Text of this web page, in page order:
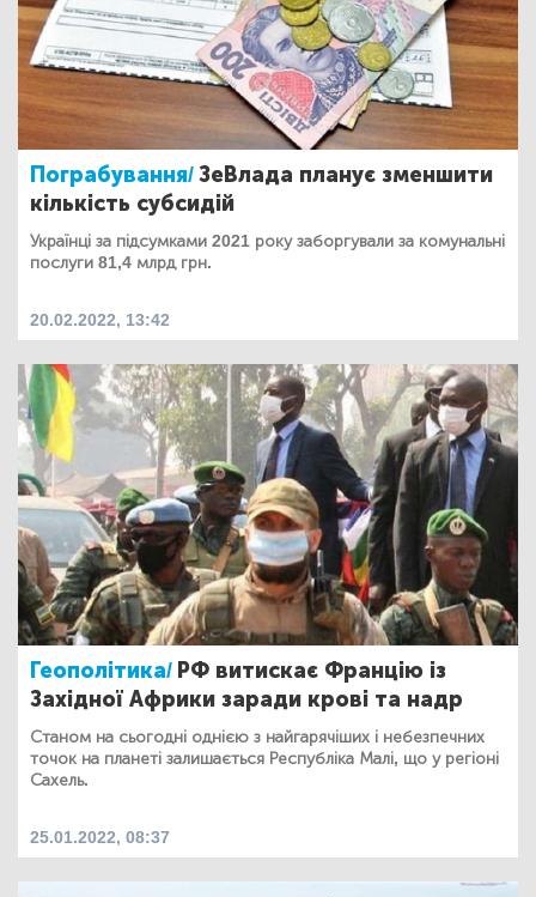
Пограбування/ЗеВлада планує зменшити
кількість субсидій
Українці за підсумками 2021 року заборгували за комунальні
послуги 81,4 млрд грн.
20.02.2022, 13:42
Геополітика/ РФ витискає Францію із
Західної Африки заради крові та надр
Станом на сьогодні однією з найгарячіших і небезпечних
точок на планеті залишається Республіка Малі, що у регіоні
Сахель.
25.01.2022, 08:37